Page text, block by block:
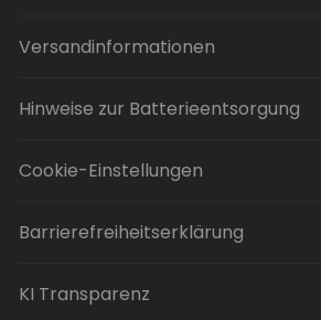
Versandinformationen
Hinweise zur Batterieentsorgung
Cookie-Einstellungen
Barrierefreiheitserklärung
KI Transparenz